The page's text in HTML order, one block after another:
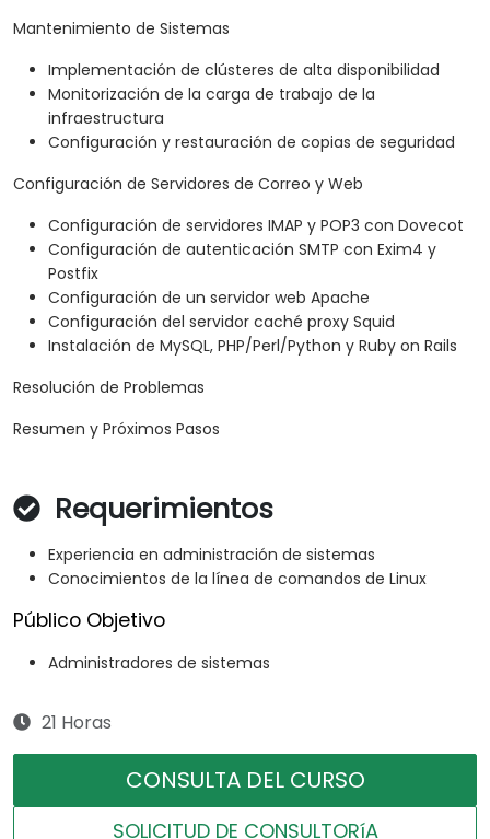
Mantenimiento de Sistemas
Implementación de clústeres de alta disponibilidad
Monitorización de la carga de trabajo de la
infraestructura
Configuración y restauración de copias de seguridad
Configuración de Servidores de Correo y Web
Configuración de servidores IMAP y POP3 con Dovecot
Configuración de autenticación SMTP con Exim4 y
Postfix
Configuración de un servidor web Apache
Configuración del servidor caché proxy Squid
Instalación de MySQL, PHP/Perl/Python y Ruby on Rails
Resolución de Problemas
Resumen y Próximos Pasos
Requerimientos
Experiencia en administración de sistemas
Conocimientos de la línea de comandos de Linux
Público Objetivo
Administradores de sistemas
21 Horas
CONSULTA DEL CURSO
SOLICITUD DE CONSULTORíA